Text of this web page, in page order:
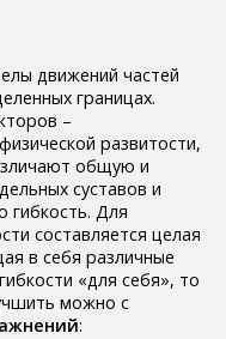
движений частей
границах.
–
развитости,
общую и
суставов и
гибкость. Для
составляется целая
в себя различные
«для себя», то
можно с
: